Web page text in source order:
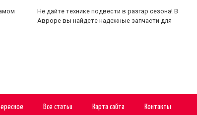
Не дайте технике подвести в разгар сезона! В
Авроре вы найдете надежные запчасти для
Все статьи Карта сайта Контакты